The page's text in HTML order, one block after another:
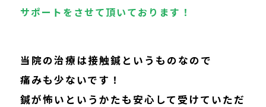
サポートをさせて頂いております！
当院の治療は接触鍼というものなので
痛みも少ないです！
鍼が怖いというかたも安心して受けていただ